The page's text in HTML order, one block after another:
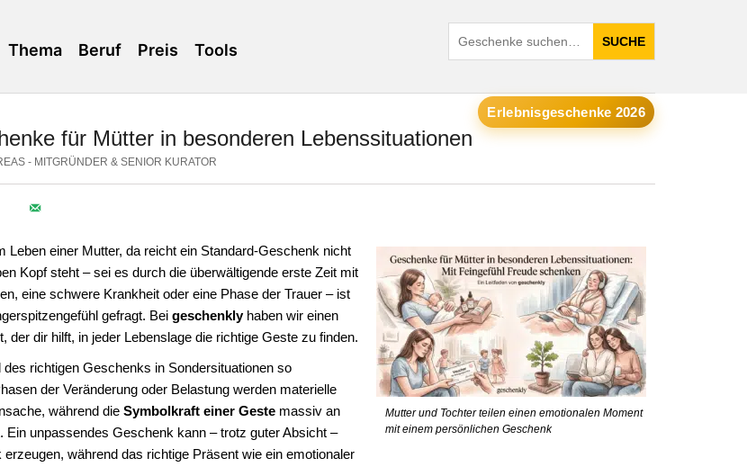
SUCHE
Thema Beruf Preis Tools
Erlebnisgeschenke 2026
für Mütter in besonderen Lebenssituationen
- MITGRÜNDER & SENIOR KURATOR
Mutter und Tochter teilen einen emotionalen Moment
mit einem persönlichen Geschenk
Leben einer Mutter, da reicht ein Standard-Geschenk nicht
Kopf steht – sei es durch die überwältigende erste Zeit mit
eine schwere Krankheit oder eine Phase der Trauer – ist
gefragt. Bei geschenklyhaben wir einen
der dir hilft, in jeder Lebenslage die richtige Geste zu finden.
des richtigen Geschenks in Sondersituationen so
der Veränderung oder Belastung werden materielle
während die Symbolkraft einer Gestemassiv an
Ein unpassendes Geschenk kann – trotz guter Absicht –
während das richtige Präsent wie ein emotionaler